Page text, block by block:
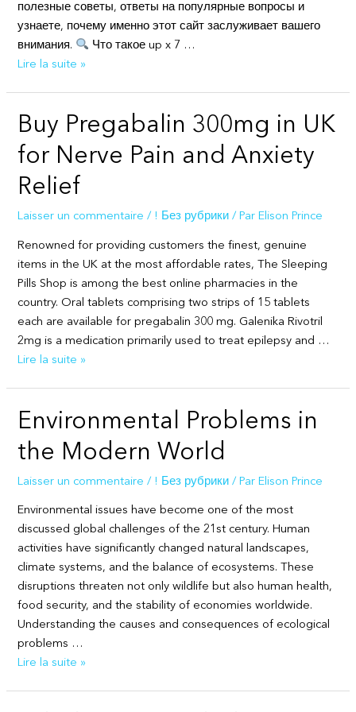
полезные советы, ответы на популярные вопросы и
узнаете, почему именно этот сайт заслуживает вашего
внимания.
Что такое up x 7 …
Официальный
X
785641
Lire la suite »
Buy Pregabalin 300mg in UK
for Nerve Pain and Anxiety
Relief
Laisser un commentaire / ! Без рубрики / ParElison Prince
Renowned for providing customers the finest, genuine
items in the UK at the most affordable rates, The Sleeping
Pills Shop is among the best online pharmacies in the
country. Oral tablets comprising two strips of 15 tablets
each are available for pregabalin 300 mg. Galenika Rivotril
2mg is a medication primarily used to treat epilepsy and …
Buy
in
for
Nerve
and
Anxiety
Relief
Lire la suite »
Environmental Problems in
the Modern World
Laisser un commentaire / ! Без рубрики / Par Elison Prince
Environmental issues have become one of the most
discussed global challenges of the 21st century. Human
activities have significantly changed natural landscapes,
climate systems, and the balance of ecosystems. These
disruptions threaten not only wildlife but also human health,
food security, and the stability of economies worldwide.
Understanding the causes and consequences of ecological
problems …
Environmental
Lire la suite »